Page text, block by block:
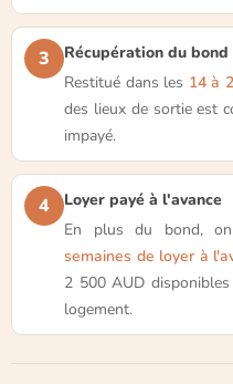
3
Récupération du bond
Restitué dans les 14 à
des lieux de sortie est
impayé.
4
Loyer payé à l'avance
En plus du bond, on
semaines de loyer à
2 500 AUD
logement.